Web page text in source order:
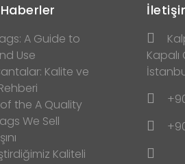
A Guide to
Use
Kalite ve
the A Quality
We Sell
Kaliteli
Kapalı